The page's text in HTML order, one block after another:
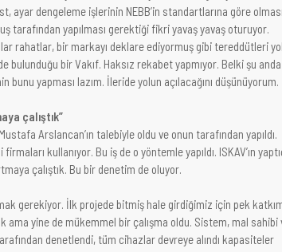
ayar dengeleme işlerinin NEBB’in standartlarına göre olması
tarafından yapılması gerektiği fikri yavaş yavaş oturuyor.
rahatlar, bir markayı deklare ediyormuş gibi tereddütleri
bir Vakıf. Haksız rekabet yapmıyor. Belki şu anda
yapması lazım. İleride yolun açılacağını düşünüyorum.
çalıştık”
Arslancan’ın talebiyle oldu ve onun tarafından yapıldı.
kullanıyor. Bu iş de o yöntemle yapıldı. ISKAV’ın
çalıştık. Bu bir denetim de oluyor.
gerekiyor. İlk projede bitmiş hale girdiğimiz için pek
ama yine de mükemmel bir çalışma oldu. Sistem, mal sahibi
denetlendi, tüm cihazlar devreye alındı kapasiteler